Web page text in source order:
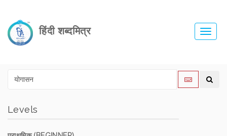
हिंदी शब्दमित्र
Levels